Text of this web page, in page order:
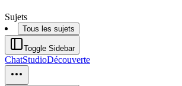
Sujets
Tous les sujets
Toggle Sidebar
ChatStudioDécouverte